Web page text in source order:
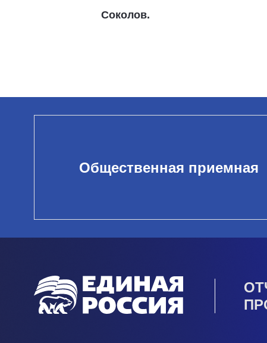
Соколов.
Общественная приемная